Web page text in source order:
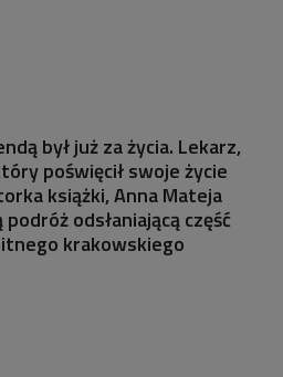
był już za życia. Lekarz,
poświęcił swoje życie
książki, Anna Mateja
odsłaniającą część
krakowskiego